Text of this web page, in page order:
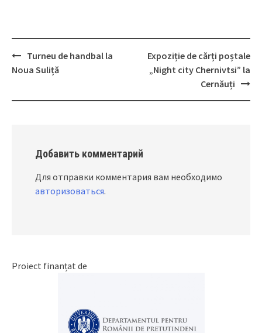
Post
Turneu de handbal la
Noua Suliță
Expoziție de cărți poștale
„Night city Сhernivtsi” la
Cernăuți
Добавить комментарий
Для отправки комментария вам необходимо
авторизоваться.
Proiect finanțat de